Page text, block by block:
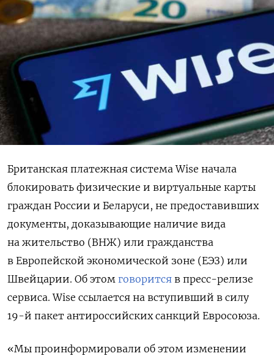
Британская платежная система Wise начала
блокировать физические и виртуальные карты
граждан России и Беларуси, не предоставивших
документы, доказывающие наличие вида
на жительство (ВНЖ) или гражданства
в Европейской экономической зоне (ЕЭЗ) или
Швейцарии. Об этом говорится в пресс-релизе
сервиса. Wise ссылается на вступивший в силу
19-й пакет антироссийских санкций Евросоюза.
«Мы проинформировали об этом изменении